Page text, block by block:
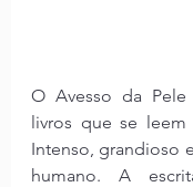
O Avesso da
livros que se
Intenso, grandioso
humano. A